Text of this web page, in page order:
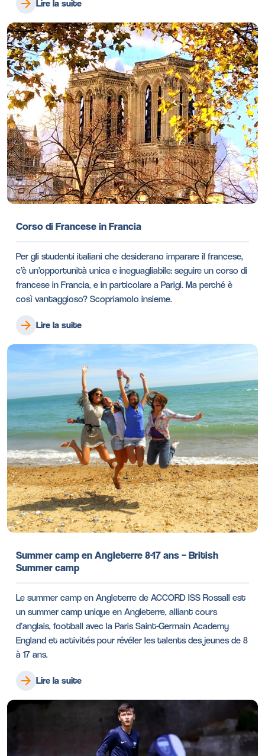
Lire la suite
Corso di Francese in Francia
Per gli studenti italiani che desiderano imparare il francese,
c’è un’opportunità unica e ineguagliabile: seguire un corso di
francese in Francia, e in particolare a Parigi. Ma perché è
così vantaggioso? Scopriamolo insieme.
Lire la suite
Summer camp en Angleterre 8-17 ans – British
Summer camp
Le summer camp en Angleterre de ACCORD ISS Rossall est
un summer camp unique en Angleterre, alliant cours
d’anglais, football avec la Paris Saint-Germain Academy
England et activités pour révéler les talents des jeunes de 8
à 17 ans.
Lire la suite